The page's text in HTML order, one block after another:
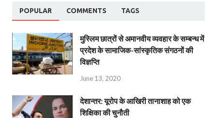
POPULAR COMMENTS TAGS
मुस्लिम छात्रों से अमानवीय व्यवहार के सम्बन्ध में
प्रदेश के सामाजिक-सांस्कृतिक संगठनों की
विज्ञप्ति
June 13, 2020
देशान्‍तर: यूरोप के आखिरी तानाशाह को एक
शिक्षिका की चुनौती